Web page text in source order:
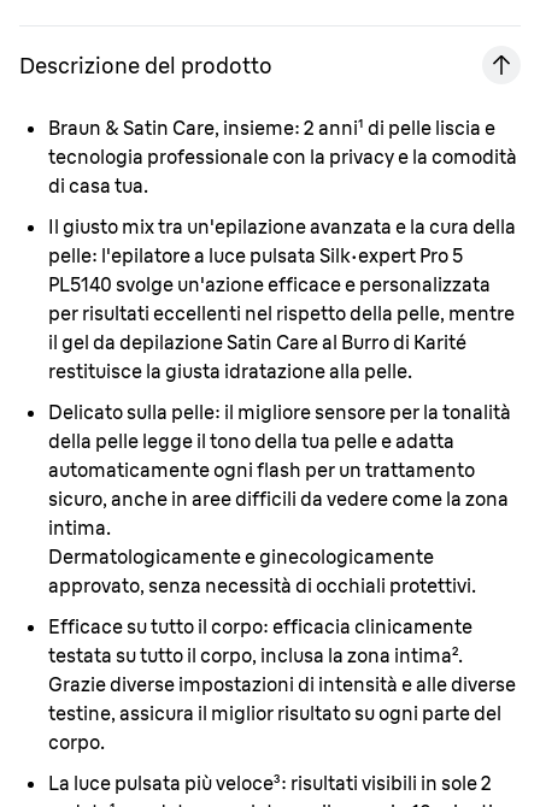
Descrizione del prodotto
Braun & Satin Care, insieme: 2 anni¹ di pelle liscia e
tecnologia professionale con la privacy e la comodità
di casa tua.
Il giusto mix tra un'epilazione avanzata e la cura della
pelle: l'epilatore a luce pulsata Silk·expert Pro 5
PL5140 svolge un'azione efficace e personalizzata
per risultati eccellenti nel rispetto della pelle, mentre
il gel da depilazione Satin Care al Burro di Karité
restituisce la giusta idratazione alla pelle.
Delicato sulla pelle: il migliore sensore per la tonalità
della pelle legge il tono della tua pelle e adatta
automaticamente ogni flash per un trattamento
sicuro, anche in aree difficili da vedere come la zona
intima.
Dermatologicamente e ginecologicamente
approvato, senza necessità di occhiali protettivi.
Efficace su tutto il corpo: efficacia clinicamente
testata su tutto il corpo, inclusa la zona intima².
Grazie diverse impostazioni di intensità e alle diverse
testine, assicura il miglior risultato su ogni parte del
corpo.
La luce pulsata più veloce³: risultati visibili in sole 2